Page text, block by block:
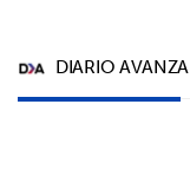
DIARIO AVANZA